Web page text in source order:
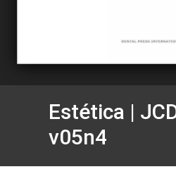
Estética |
v05n4